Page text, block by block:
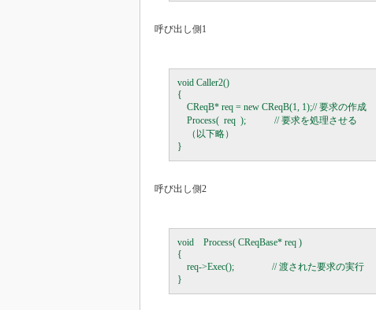
呼び出し側1
void Caller2()
{
    CReqB* req = new CReqB(1, 1);// 要求の作成
    Process(  req  );            // 要求を処理させる
    （以下略）
呼び出し側2
void    Process( CReqBase* req )
{
    req->Exec();                // 渡された要求の実行